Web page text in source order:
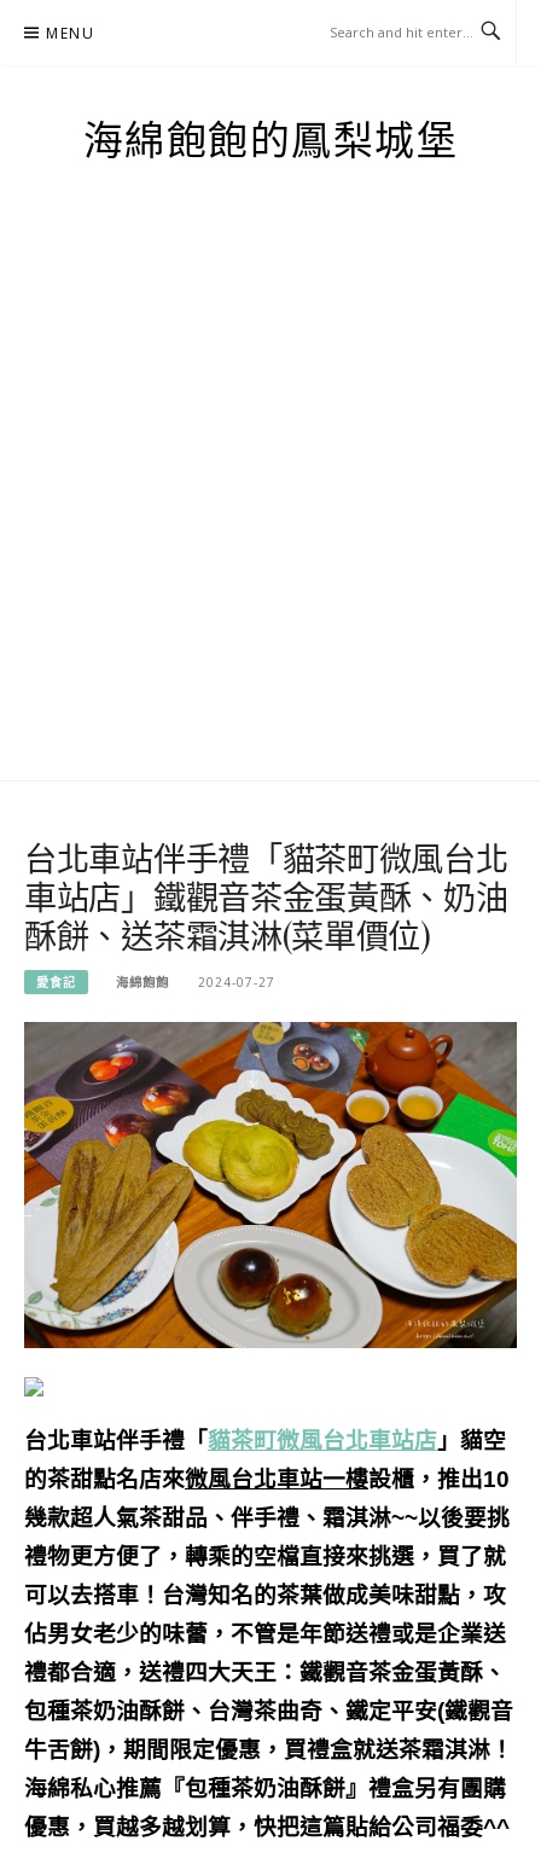
MENU
海綿飽飽的鳳梨城堡
台北車站伴手禮「貓茶町微風台北
車站店」鐵觀音茶金蛋黃酥、奶油
酥餅、送茶霜淇淋(菜單價位)
愛食記 海綿飽飽 2024-07-27
台北車站伴手禮「貓茶町微風台北車站店 」貓空
的茶甜點名店來微風台北車站一樓設櫃，推出10
幾款超人氣茶甜品、伴手禮、霜淇淋~~以後要挑
禮物更方便了，轉乘的空檔直接來挑選，買了就
可以去搭車！台灣知名的茶葉做成美味甜點，攻
佔男女老少的味蕾，不管是年節送禮或是企業送
禮都合適， 送禮四大天王： 鐵觀音茶金蛋黃酥、
包種茶奶油酥餅、台灣茶曲奇、鐵定平安(鐵觀音
牛舌餅)，期間限定優惠，買禮盒就送茶霜淇淋！
海綿私心推薦『包種茶奶油酥餅』禮盒另有團購
優惠，買越多越划算，快把這篇貼給公司福委^^